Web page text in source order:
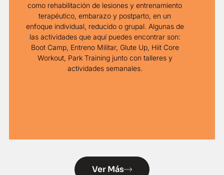
como rehabilitación de lesiones y entrenamiento
terapéutico, embarazo y postparto, en un
enfoque individual, reducido o grupal. Algunas de
las actividades que aquí puedes encontrar son:
Boot Camp, Entreno Militar, Glute Up, Hiit Core
Workout, Park Training junto con talleres y
actividades semanales.
Ver Más